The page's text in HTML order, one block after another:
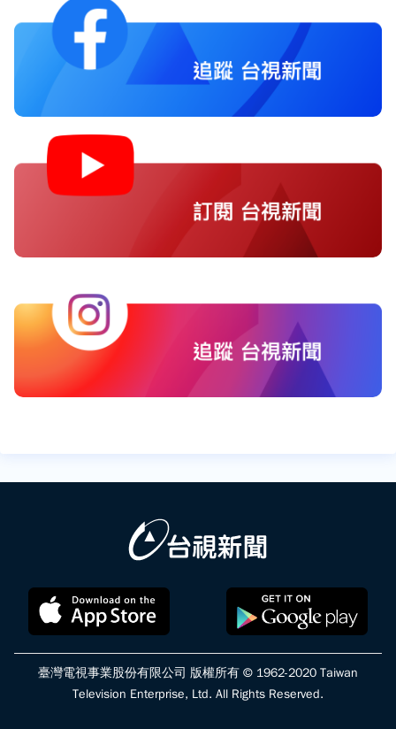
臺灣電視事業股份有限公司 版權所有 © 1962-2020 Taiwan
Television Enterprise, Ltd. All Rights Reserved.